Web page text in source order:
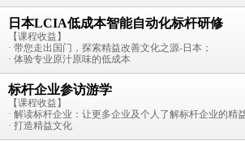
日本LCIA低成本智能自动化标杆研修
【课程收益】
· 带您走出国门，探索精益改善文化之源-日本；
· 体验专业原汁原味的低成本
标杆企业参访游学
【课程收益】
· 解读标杆企业：让更多企业及个人了解标杆企业的精
· 打造精益文化